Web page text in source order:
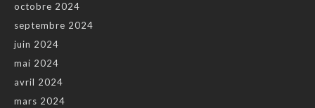
octobre 2024
septembre 2024
juin 2024
mai 2024
avril 2024
mars 2024